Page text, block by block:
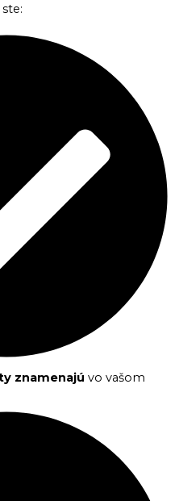
znamenajú vo vašom